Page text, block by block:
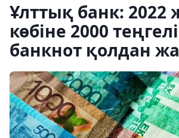
Ұлттық банк:
көбіне 2000
банкнот қолдан